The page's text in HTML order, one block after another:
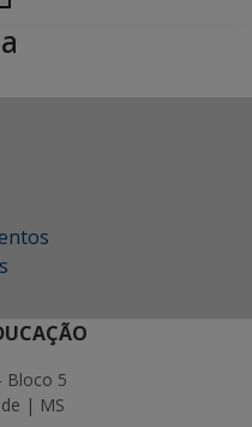
Bloco 5
| MS